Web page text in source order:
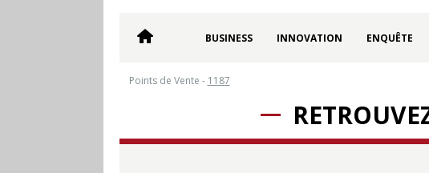
BUSINESS INNOVATION ENQUÊTE
Points de Vente - 1187